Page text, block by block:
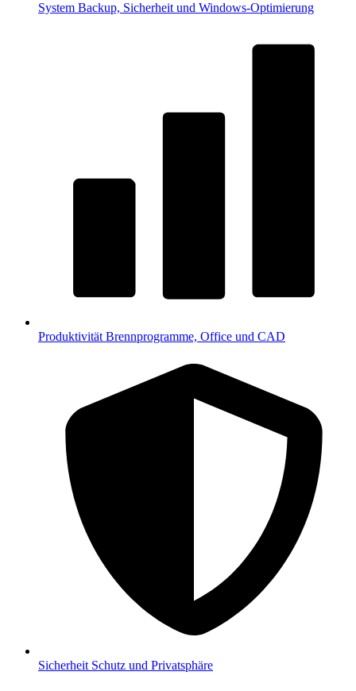
System Backup, Sicherheit und Windows-Optimierung
Produktivität Brennprogramme, Office und CAD
Sicherheit Schutz und Privatsphäre